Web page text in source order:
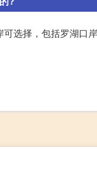
选择，包括罗湖口